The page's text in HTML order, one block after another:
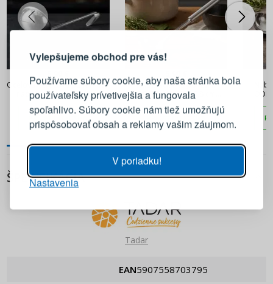
Vylepšujeme obchod pre vás!
Používame súbory cookie, aby naša stránka bola
používateľsky prívetivejšia a fungovala
spoľahlivo. Súbory cookie nám tiež umožňujú
prispôsobovať obsah a reklamy vašim záujmom.
V poriadku!
Nastavenia
Ocelová nerezová polievková
naberačka / vážna lyžica
PRIDAŤ DO KOŠÍKA
Naberačka na polievku
ODELO VILMER 30,8 cm
strieborná
ŠPECIFIKÁCIA
Tadar
EAN 5907558703795
PRIHLÁSENIE REGISTRÁCIA
Prihláste sa k svojmu účtu
PRIHLÁSIŤ SA
Pripomenutie hesla